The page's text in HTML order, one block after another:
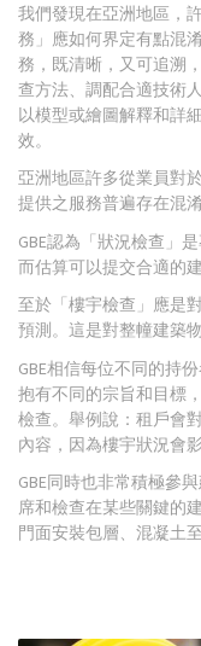
我們發現在亞洲地區，
務」應如何界定有點混
務，既清晰，又可追溯
查方法、調配合適技術
以模型或繪圖解釋和詳
效。
亞洲地區許多從業員對
提供之服務普遍存在混淆
GBE認為「狀況檢查」
而估算可以提交合適的
至於「樓宇檢查」應是
預測。這是對整幢建築
GBE相信每位不同的持
抱有不同的宗旨和目標
檢查。舉例說：租戶會
內容，因為樓宇狀況會
GBE同時也非常積極參
席和檢查在某些關鍵的
門面安裝包層、混凝土